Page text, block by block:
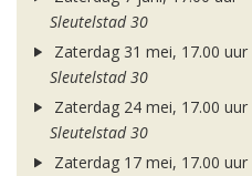
Sleutelstad 30
Zaterdag 31 mei, 17.00 uur
Sleutelstad 30
Zaterdag 24 mei, 17.00 uur
Sleutelstad 30
Zaterdag 17 mei, 17.00 uur